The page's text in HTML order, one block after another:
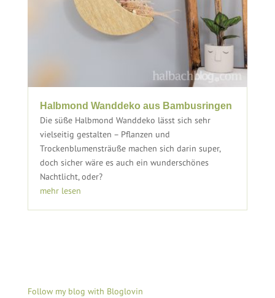
Halbmond Wanddeko aus Bambusringen
Die süße Halbmond Wanddeko lässt sich sehr
vielseitig gestalten – Pflanzen und
Trockenblumensträuße machen sich darin super,
doch sicher wäre es auch ein wunderschönes
Nachtlicht, oder?
mehr lesen
Follow my blog with Bloglovin